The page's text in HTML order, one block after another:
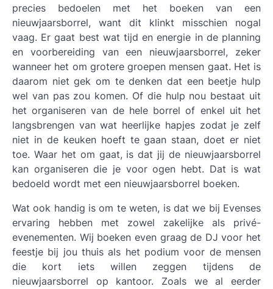
precies bedoelen met het boeken van een
nieuwjaarsborrel, want dit klinkt misschien nogal
vaag. Er gaat best wat tijd en energie in de planning
en voorbereiding van een nieuwjaarsborrel, zeker
wanneer het om grotere groepen mensen gaat. Het is
daarom niet gek om te denken dat een beetje hulp
wel van pas zou komen. Of die hulp nou bestaat uit
het organiseren van de hele borrel of enkel uit het
langsbrengen van wat heerlijke hapjes zodat je zelf
niet in de keuken hoeft te gaan staan, doet er niet
toe. Waar het om gaat, is dat jij de nieuwjaarsborrel
kan organiseren die je voor ogen hebt. Dat is wat
bedoeld wordt met een nieuwjaarsborrel boeken.
Wat ook handig is om te weten, is dat we bij Evenses
ervaring hebben met zowel zakelijke als privé-
evenementen. Wij boeken even graag de DJ voor het
feestje bij jou thuis als het podium voor de mensen
die kort iets willen zeggen tijdens de
nieuwjaarsborrel op kantoor. Zoals we al eerder